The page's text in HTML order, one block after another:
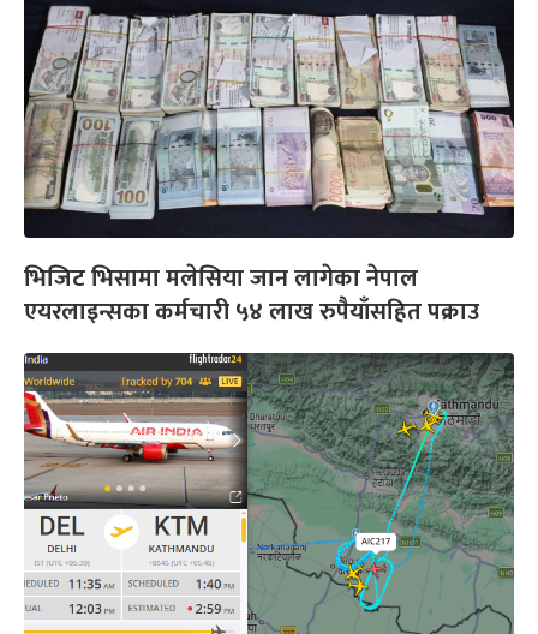
भिजिट भिसामा मलेसिया जान लागेका नेपाल
एयरलाइन्सका कर्मचारी ५४ लाख रुपैयाँसहित पक्राउ